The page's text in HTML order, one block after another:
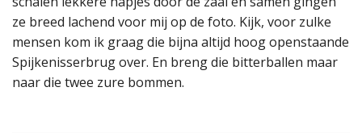
ze breed lachend voor mij op de foto. Kijk, voor zulke
mensen kom ik graag die bijna altijd hoog openstaande
Spijkenisserbrug over. En breng die bitterballen maar
naar die twee zure bommen.